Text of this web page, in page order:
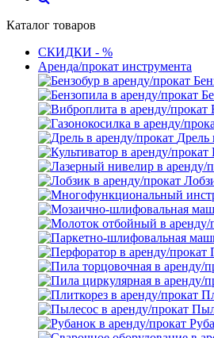
Каталог товаров
СКИДКИ - %
Аренда/прокат инструмента
Дрель